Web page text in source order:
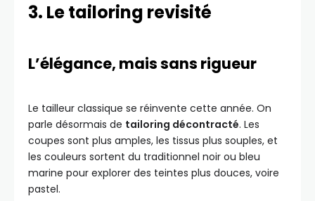
3. Le tailoring revisité
L’élégance, mais sans rigueur
Le tailleur classique se réinvente cette année. On
parle désormais de tailoring décontracté. Les
coupes sont plus amples, les tissus plus souples, et
les couleurs sortent du traditionnel noir ou bleu
marine pour explorer des teintes plus douces, voire
pastel.